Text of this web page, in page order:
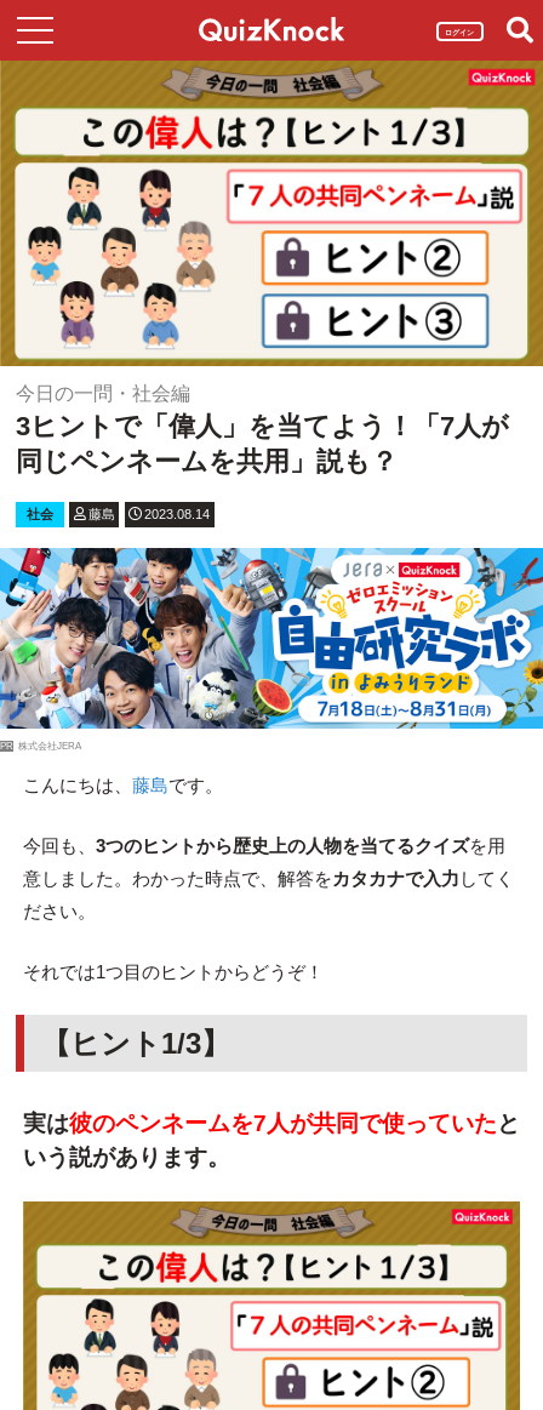
ログイン
今日の一問・社会編
3ヒントで「偉人」を当てよう！「7人が
同じペンネームを共用」説も？
社会 藤島 2023.08.14
PR 株式会社JERA
こんにちは、 藤島です。
今回も、 3つのヒントから歴史上の人物を当てるクイズを用
意しました。わかった時点で、解答をカタカナで入力 してく
ださい。
それでは1つ目のヒントからどうぞ！
【ヒント1/3】
実は彼のペンネームを7人が共同で使っていたと
いう説があります。